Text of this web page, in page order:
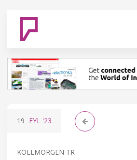
19 EYL '23
KOLLMORGEN TR